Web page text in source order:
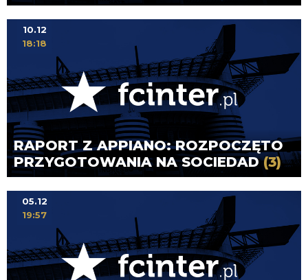
RAPORT Z APPIANO: ROZPOCZĘTO
PRZYGOTOWANIA NA SOCIEDAD(3)
10.12
18:18
05.12
19:57